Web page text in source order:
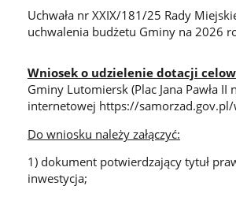
Uchwała nr XXIX/181/25 Rady
uchwalenia budżetu Gminy na 2026
Wniosek o udzielenie dotacji
Gminy Lutomiersk (Plac Jana Pawła
internetowej https://
Do wniosku należy załączyć:
1) dokument potwierdzający tytuł
inwestycja;